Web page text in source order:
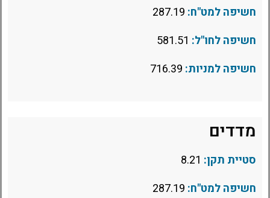
חשיפה למט"ח:
חשיפה לחו"ל:
חשיפה למניות:
מדדים
סטיית תקן:
חשיפה למט"ח: